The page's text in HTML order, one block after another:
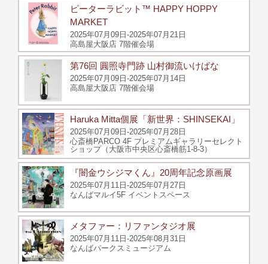
ピーターラビット™ HAPPY HOPPY
MARKET
2025年07月09日-2025年07月21日
高島屋大阪店 7階催会場
第76回 圓照寺門跡 山村御流いけばな
2025年07月09日-2025年07月14日
高島屋大阪店 7階催会場
Haruka Mitta個展「新世界：SHINSEKAI」
2025年07月09日-2025年07月28日
心斎橋PARCO 4F プレミアムギャラリーセレクト
ショップ（大阪市中央区心斎橋筋1-8-3）
『闇金ウシジマくん』20周年記念原画展
2025年07月11日-2025年07月27日
なんばマルイ5F イベントスペース
メタファー：リファンタジオ展
2025年07月11日-2025年08月31日
なんばパークスミュージアム